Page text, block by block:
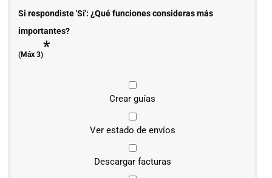
Si respondiste 'Sí': ¿Qué funciones consideras más
importantes?
(Máx 3)*
Crear guías
Ver estado de envíos
Descargar facturas